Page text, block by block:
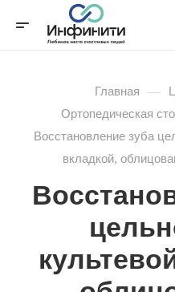
Главная —
Ортопедическая
Восстановление зуба
вкладкой,